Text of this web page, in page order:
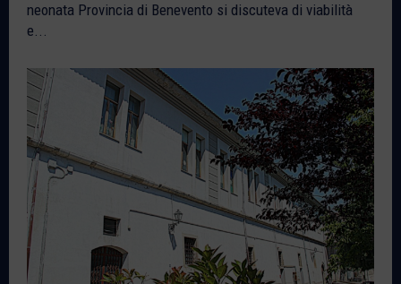
neonata Provincia di Benevento si discuteva di viabilità
e...